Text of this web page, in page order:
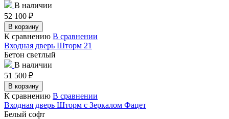
В наличии
52 100 ₽
В корзину
К сравнению В сравнении
Входная дверь Шторм 21
Бетон светлый
В наличии
51 500 ₽
В корзину
К сравнению В сравнении
Входная дверь Шторм с Зеркалом Фацет
Белый софт